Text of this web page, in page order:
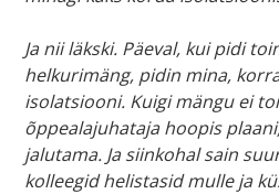
Ja nii läkski. Päeval, kui pidi
helkurimäng, pidin mina,
isolatsiooni. Kuigi mängu ei
õppealajuhataja hoopis
jalutama. Ja siinkohal sain
kolleegid helistasid mulle ja